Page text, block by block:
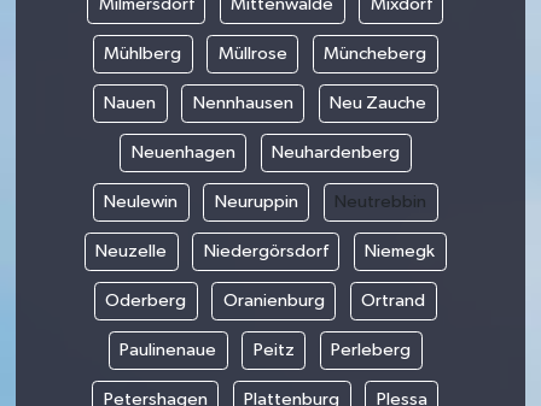
Milmersdorf Mittenwalde Mixdorf
Mühlberg Müllrose Müncheberg
Nauen Nennhausen Neu Zauche
Neuenhagen Neuhardenberg
Neulewin Neuruppin Neutrebbin
Neuzelle Niedergörsdorf Niemegk
Oderberg Oranienburg Ortrand
Paulinenaue Peitz Perleberg
Petershagen Plattenburg Plessa